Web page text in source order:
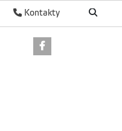
Kontakty